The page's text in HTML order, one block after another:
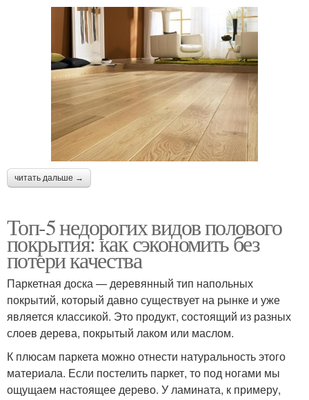
читать дальше →
Топ-5 недорогих видов полового
покрытия: как сэкономить без
потери качества
Паркетная доска — деревянный тип напольных
покрытий, который давно существует на рынке и уже
является классикой. Это продукт, состоящий из разных
слоев дерева, покрытый лаком или маслом.
К плюсам паркета можно отнести натуральность этого
материала. Если постелить паркет, то под ногами мы
ощущаем настоящее дерево. У ламината, к примеру,